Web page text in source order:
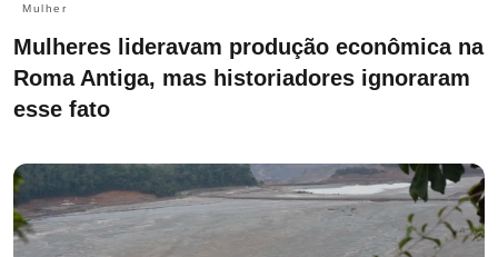
Mulher
Mulheres lideravam produção econômica na
Roma Antiga, mas historiadores ignoraram
esse fato